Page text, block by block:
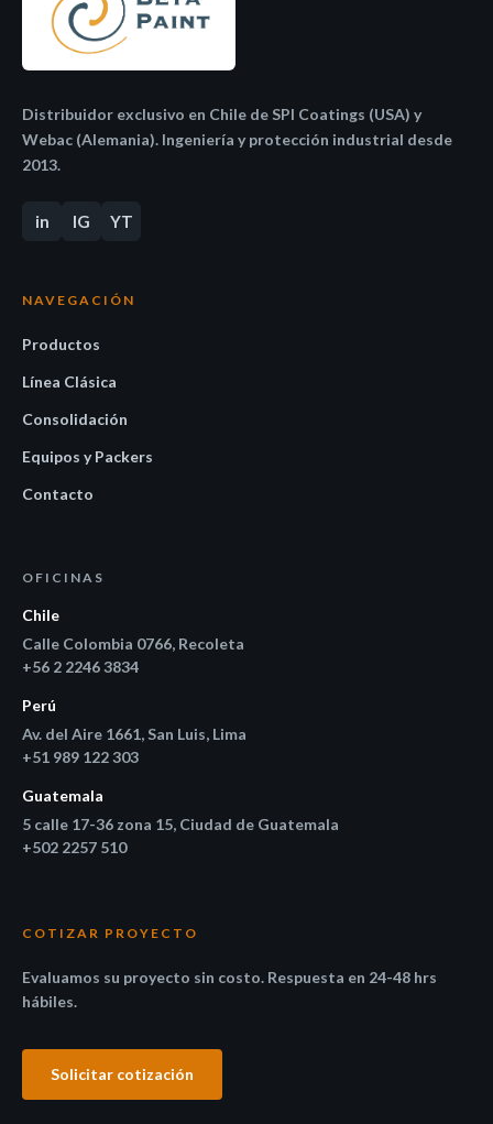
Distribuidor exclusivo en Chile de SPI Coatings (USA) y
Webac (Alemania). Ingeniería y protección industrial desde
2013.
in IG YT
NAVEGACIÓN
Productos
Línea Clásica
Consolidación
Equipos y Packers
Contacto
OFICINAS
Chile
Calle Colombia 0766, Recoleta
+56 2 2246 3834
Perú
Av. del Aire 1661, San Luis, Lima
+51 989 122 303
Guatemala
5 calle 17-36 zona 15, Ciudad de Guatemala
+502 2257 510
COTIZAR PROYECTO
Evaluamos su proyecto sin costo. Respuesta en 24-48 hrs
hábiles.
Solicitar cotización